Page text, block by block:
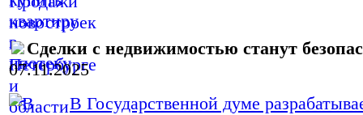
Сделки с недвижимостью станут
07.11.2025
В Государственной думе